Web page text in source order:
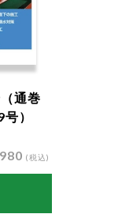
通巻
）
(税込)